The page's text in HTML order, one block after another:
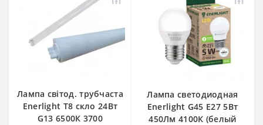
Лампа світод. трубчаста
Enerlight Т8 скло 24Вт
G13 6500К 3700
Лампа светодиодная
Enerlight G45 Е27 5Вт
450Лм 4100К (белый